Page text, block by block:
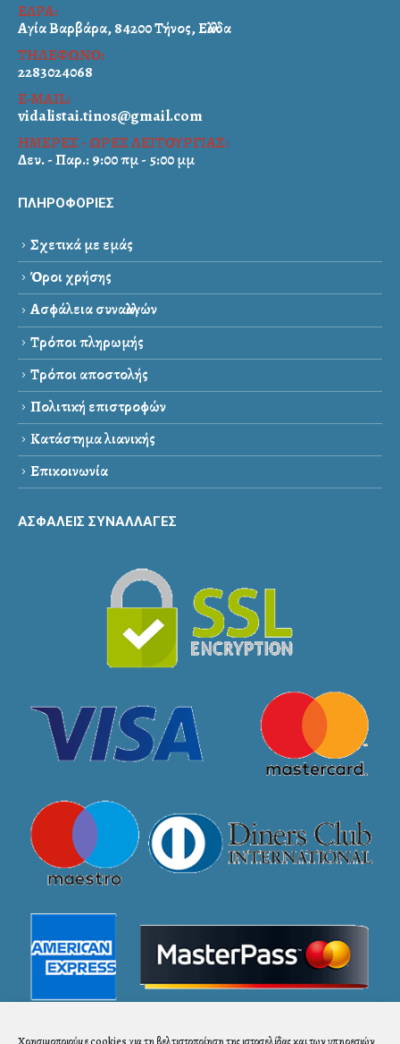
ΕΔΡΑ:
Αγία Βαρβάρα, 84200 Τήνος, Ελλάδα
ΤΗΛΕΦΩΝΟ:
2283024068
E-MAIL:
vidalistai.tinos@gmail.com
ΗΜΕΡΕΣ - ΩΡΕΣ ΛΕΙΤΟΥΡΓΙΑΣ:
Δευ. - Παρ.: 9:00 πμ - 5:00 μμ
ΠΛΗΡΟΦΟΡΙΕΣ
Σχετικά με εμάς
Όροι χρήσης
Ασφάλεια συναλλαγών
Τρόποι πληρωμής
Τρόποι αποστολής
Πολιτική επιστροφών
Κατάστημα λιανικής
Επικοινωνία
ΑΣΦΑΛΕΙΣ ΣΥΝΑΛΛΑΓΕΣ